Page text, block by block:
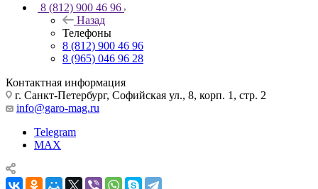
8 (812) 900 46 96
Назад
Телефоны
8 (812) 900 46 96
8 (965) 046 96 28
Контактная информация
г. Санкт-Петербург, Софийская ул., 8, корп. 1, стр. 2
info@garo-mag.ru
Telegram
MAX